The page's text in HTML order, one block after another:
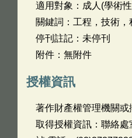
適用對象：成人(學術
關鍵詞：工程，技術
停刊註記：未停刊
附件：無附件
授權資訊
著作財產權管理機關
取得授權資訊：聯絡